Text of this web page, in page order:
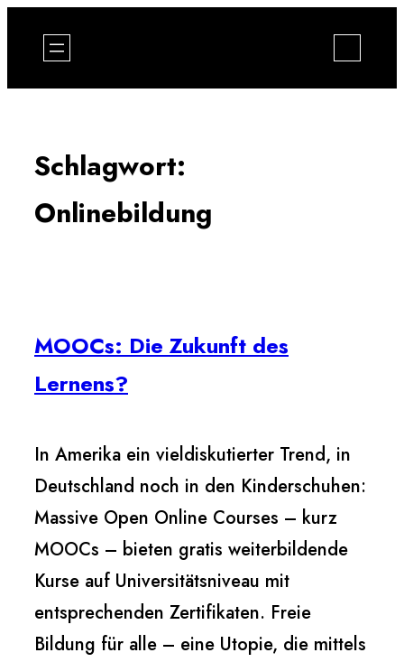
Inhalt
springen
Schlagwort:
Onlinebildung
MOOCs: Die Zukunft des
Lernens?
In Amerika ein vieldiskutierter Trend, in
Deutschland noch in den Kinderschuhen:
Massive Open Online Courses – kurz
MOOCs – bieten gratis weiterbildende
Kurse auf Universitätsniveau mit
entsprechenden Zertifikaten. Freie
Bildung für alle – eine Utopie, die mittels